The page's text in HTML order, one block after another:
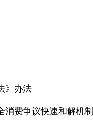
》办法
费争议快速和解机